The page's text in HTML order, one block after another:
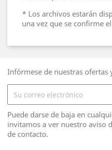
* Los archivos estarán
una vez que se confirme
Infórmese de nuestras ofertas
Puede darse de baja en
invitamos a ver nuestro aviso
de contacto.